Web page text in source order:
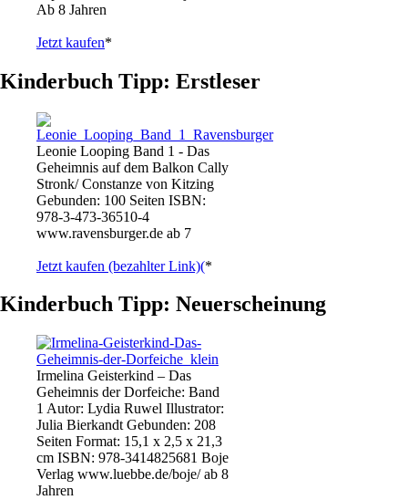
Ab 8 Jahren
Jetzt kaufen*
Kinderbuch Tipp: Erstleser
Leonie Looping Band 1 - Das
Geheimnis auf dem Balkon Cally
Stronk/ Constanze von Kitzing
Gebunden: 100 Seiten ISBN:
978-3-473-36510-4
www.ravensburger.de ab 7
Jetzt kaufen (bezahlter Link)(*
Kinderbuch Tipp: Neuerscheinung
Irmelina Geisterkind – Das
Geheimnis der Dorfeiche: Band
1 Autor: Lydia Ruwel Illustrator:
Julia Bierkandt Gebunden: 208
Seiten Format: 15,1 x 2,5 x 21,3
cm ISBN: 978-3414825681 Boje
Verlag www.luebbe.de/boje/ ab 8
Jahren